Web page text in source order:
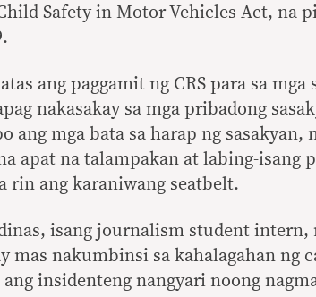
Safety in Motor Vehicles Act, na
ang paggamit ng CRS para sa mga
nakasakay sa mga pribadong
ang mga bata sa harap ng sasakyan,
apat na talampakan at labing-isang
rin ang karaniwang seatbelt.
isang journalism student intern,
mas nakumbinsi sa kahalagahan ng
insidenteng nangyari noong